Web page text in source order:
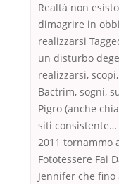
Realtà non
dimagrire in
realizzarsi
un disturbo
realizzarsi,
Bactrim, sogni,
Pigro (anche
siti consistente…
2011 tornammo
Fototessere Fai
Jennifer che